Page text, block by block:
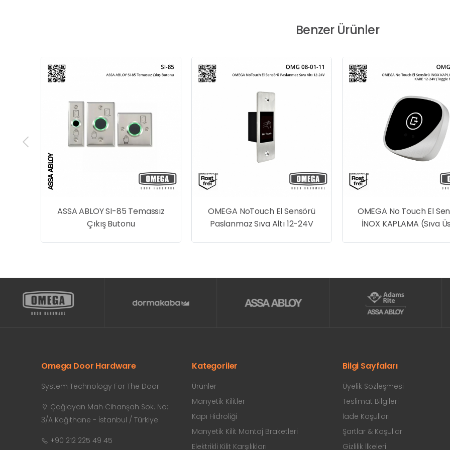
Benzer Ürünler
ASSA ABLOY SI-85 Temassız
Çıkış Butonu
OMEGA NoTouch El Sensörü
Paslanmaz Sıva Altı 12-24V
OMEGA No Touch El
İNOX KAPLAMA (Sıva
Omega Door Hardware
System Technology For The Door
Çağlayan Mah Cihanşah Sok. No:
3/A Kağıthane - İstanbul / Türkiye
+90 212 225 49 45
Kategoriler
Ürünler
Manyetik Kilitler
Kapı Hidroliği
Manyetik Kilit Montaj Braketleri
Elektrikli Kilit Karşılıkları
Bilgi Sayfaları
Üyelik Sözleşmesi
Teslimat Bilgileri
İade Koşulları
Şartlar & Koşullar
Gizlilik İlkeleri